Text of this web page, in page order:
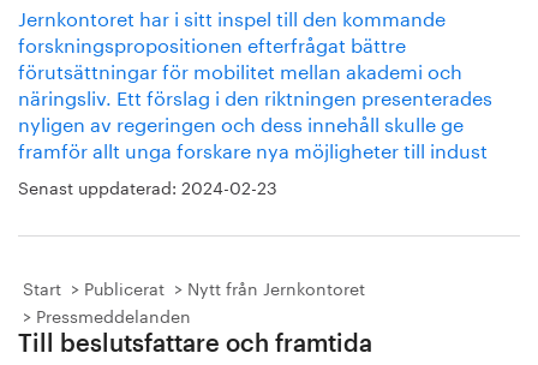
Jernkontoret har i sitt inspel till den kommande
forskningspropositionen efterfrågat bättre
förutsättningar för mobilitet mellan akademi och
näringsliv. Ett förslag i den riktningen presenterades
nyligen av regeringen och dess innehåll skulle ge
framför allt unga forskare nya möjligheter till indust
Senast uppdaterad: 2024-02-23
Start Publicerat
Nytt från Jernkontoret
Pressmeddelanden
Till beslutsfattare och framtida